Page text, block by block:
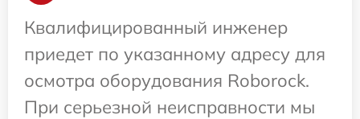
Квалифицированный инженер
приедет по указанному адресу для
осмотра оборудования Roborock.
При серьезной неисправности мы